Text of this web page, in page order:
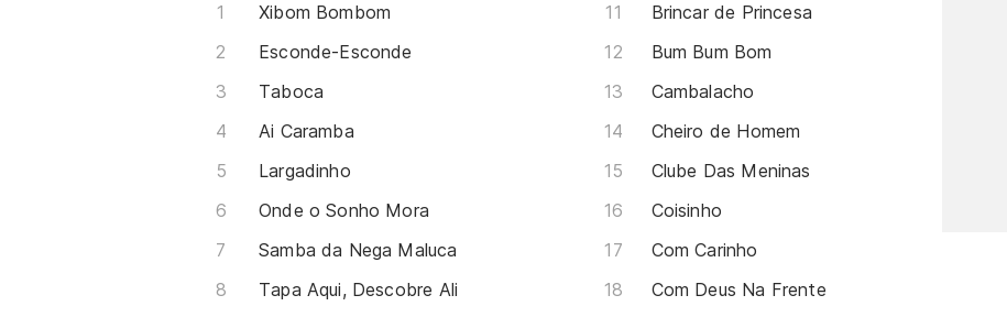
Xibom Bombom
Esconde-Esconde
Taboca
Ai Caramba
Largadinho
Onde o Sonho Mora
Samba da Nega Maluca
Tapa Aqui, Descobre Ali
Brincar de Princesa
Bum Bum Bom
Cambalacho
Cheiro de Homem
Clube Das Meninas
Coisinho
Com Carinho
Com Deus Na Frente